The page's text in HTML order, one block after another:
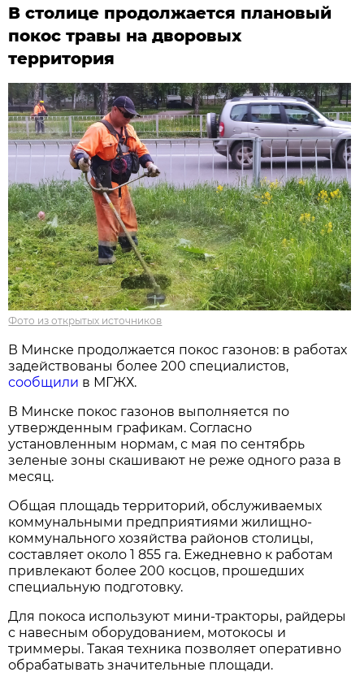
В столице продолжается плановый
покос травы на дворовых
территория
Фото из открытых источников
В Минске продолжается покос газонов: в работах
задействованы более 200 специалистов,
сообщили в МГЖХ.
В Минске покос газонов выполняется по
утвержденным графикам. Согласно
установленным нормам, с мая по сентябрь
зеленые зоны скашивают не реже одного раза в
месяц.
Общая площадь территорий, обслуживаемых
коммунальными предприятиями жилищно-
коммунального хозяйства районов столицы,
составляет около 1 855 га. Ежедневно к работам
привлекают более 200 косцов, прошедших
специальную подготовку.
Для покоса используют мини-тракторы, райдеры
с навесным оборудованием, мотокосы и
триммеры. Такая техника позволяет оперативно
обрабатывать значительные площади.